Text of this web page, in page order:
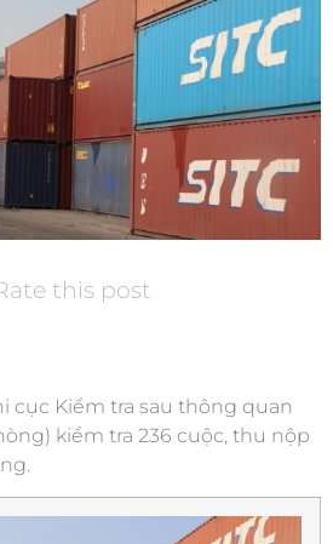
this post
cục Kiểm tra sau thông quan
kiểm tra 236 cuộc, thu nộp